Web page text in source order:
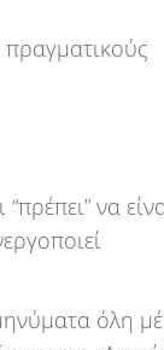
πραγματικούς
να
όλη